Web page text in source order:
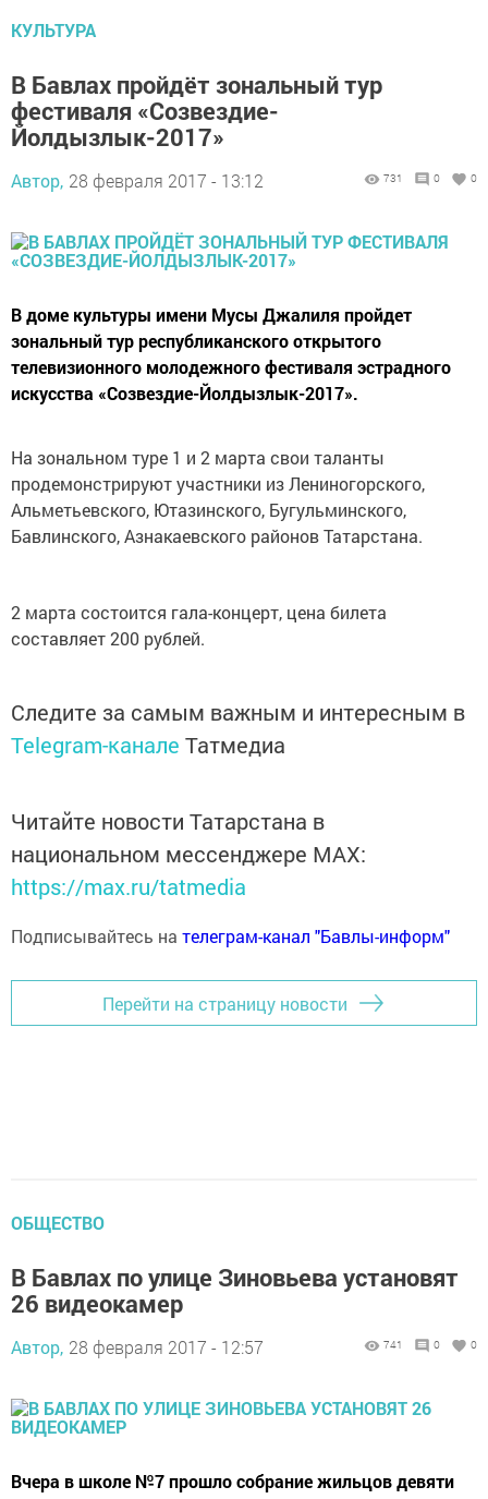
КУЛЬТУРА
В Бавлах пройдёт зональный тур
фестиваля «Созвездие-
Йолдызлык-2017»
Автор, 28 февраля 2017 - 13:12 731 0 0
В доме культуры имени Мусы Джалиля пройдет
зональный тур республиканского открытого
телевизионного молодежного фестиваля эстрадного
искусства «Созвездие-Йолдызлык-2017».
На зональном туре 1 и 2 марта свои таланты
продемонстрируют участники из Лениногорского,
Альметьевского, Ютазинского, Бугульминского,
Бавлинского, Азнакаевского районов Татарстана.
2 марта состоится гала-концерт, цена билета
составляет 200 рублей.
Следите за самым важным и интересным в
Telegram-канале Татмедиа
Читайте новости Татарстана в
национальном мессенджере MАХ:
https://max.ru/tatmedia
Подписывайтесь на телеграм-канал "Бавлы-информ"
Перейти на страницу новости
ОБЩЕСТВО
В Бавлах по улице Зиновьева установят
26 видеокамер
Автор, 28 февраля 2017 - 12:57 741 0 0
Вчера в школе №7 прошло собрание жильцов девяти